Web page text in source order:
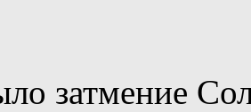
затмение